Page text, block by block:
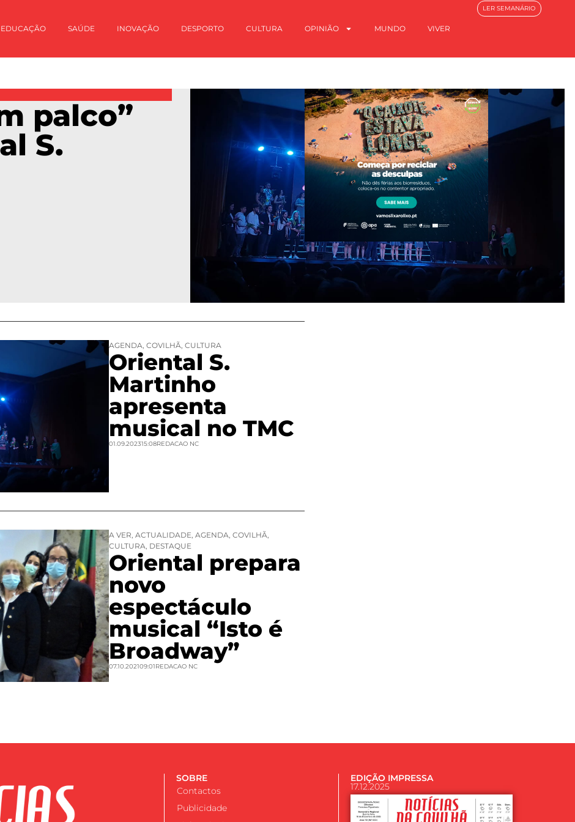
EDUCAÇÃO SAÚDE INOVAÇÃO DESPORTO CULTURA OPINIÃO MUNDO VIVER
LER SEMANÁRIO
palco”
S.
AGENDA, COVILHÃ, CULTURA
Oriental S.
Martinho
apresenta
musical no TMC
01.09.202315:08REDACAO NC
A VER, ACTUALIDADE, AGENDA, COVILHÃ,
CULTURA, DESTAQUE
Oriental prepara
novo
espectáculo
musical “Isto é
Broadway”
07.10.202109:01REDACAO NC
SOBRE
Contactos
Publicidade
EDIÇÃO IMPRESSA
17.12.2025